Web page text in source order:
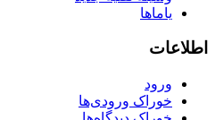
یاماها
اطلاعات
ورود
خوراک ورودی‌ها